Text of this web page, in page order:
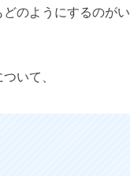
のようにするのがい
いて、